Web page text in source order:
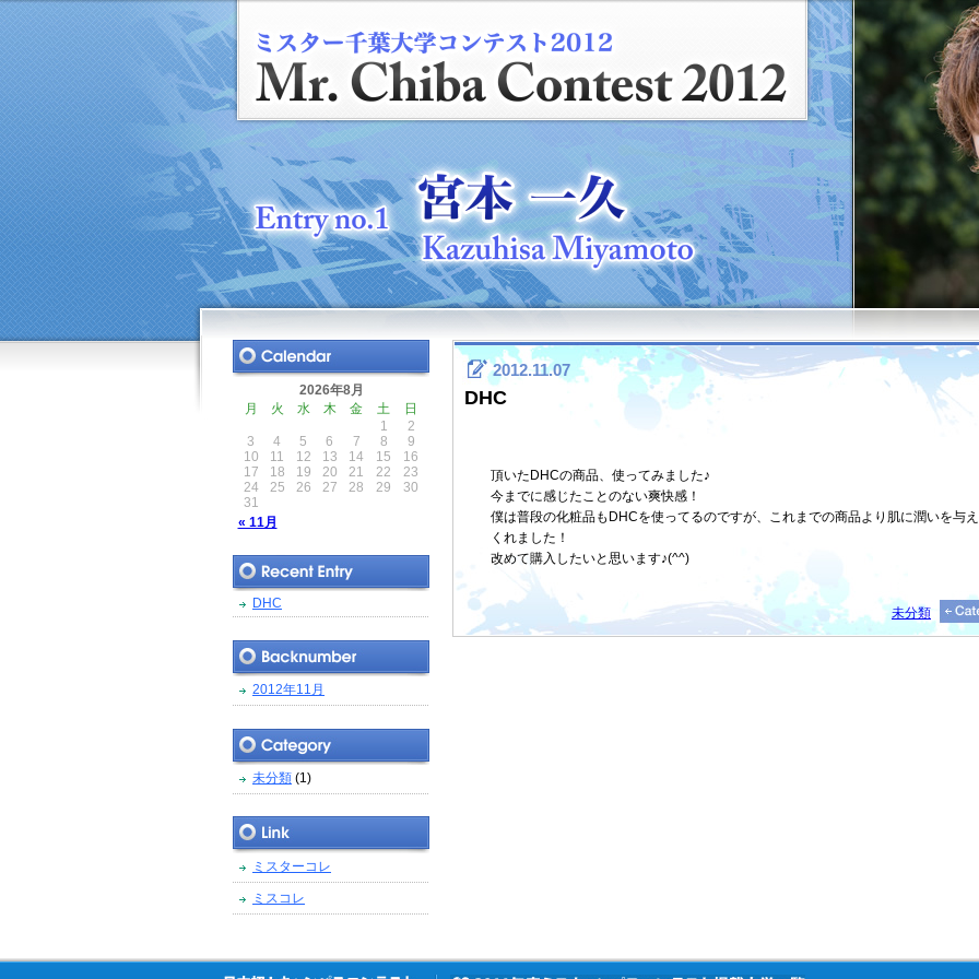
2012.11.07
DHC
頂いたDHCの商品、使ってみました♪
今までに感じたことのない爽快感！
僕は普段の化粧品もDHCを使ってるのですが、これまでの商品より肌に潤いを与
くれました！
改めて購入したいと思います♪(^^)
未分類
2026年8月
月
火 水 木 金 土 日
« 11月
1
2
3
4 5 6 7 8
9
10
11 12 13 14 15
16
17
18 19 20 21 22
23
24
25 26 27 28 29
30
31
DHC
2012年11月
未分類 (1)
ミスターコレ
ミスコレ